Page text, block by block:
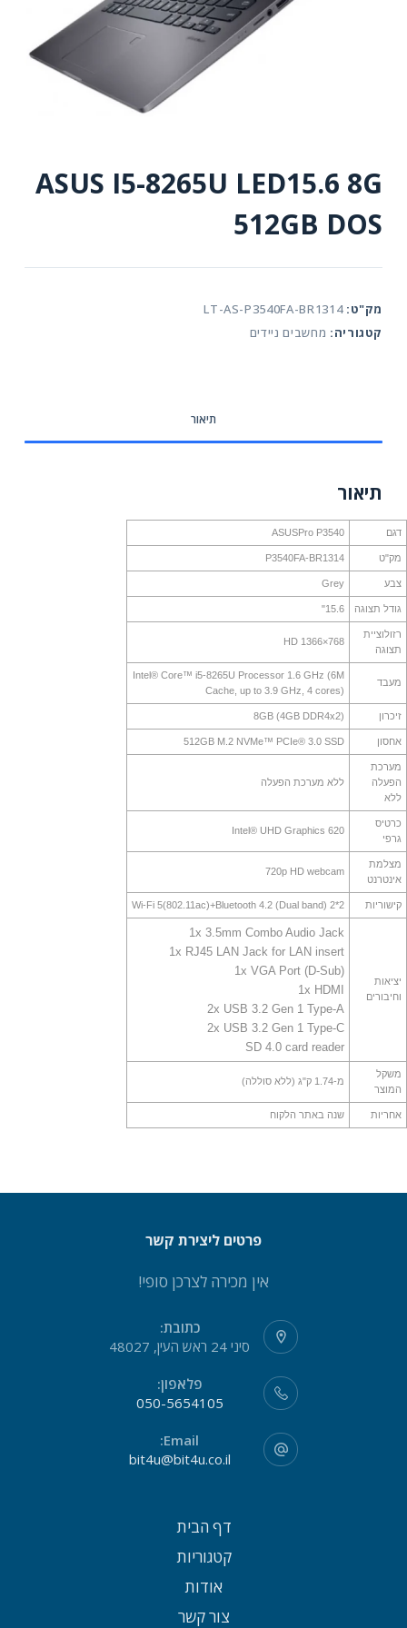
ASUS I5-8265U LED15.6 8G
512GB DOS
מק"ט:LT-AS-P3540FA-BR1314
קטגוריה: מחשבים ניידים
תיאור
תיאור
דגם ASUSPro P3540
מק"ט P3540FA-BR1314
צבע Grey
גודל תצוגה 15.6"
רזולוציית
תצוגה
HD 1366×768
מעבד
Intel® Core™ i5-8265U Processor 1.6 GHz (6M
Cache, up to 3.9 GHz, 4 cores)
זיכרון (8GB (4GB DDR4x2
אחסון 512GB M.2 NVMe™ PCIe® 3.0 SSD
מערכת
הפעלה
ללא
ללא מערכת הפעלה
כרטיס
גרפי
Intel® UHD Graphics 620
מצלמת
אינטרנט
720p HD webcam
קישוריות Wi-Fi 5(802.11ac)+Bluetooth 4.2 (Dual band) 2*2
יציאות
וחיבורים
1x 3.5mm Combo Audio Jack
1x RJ45 LAN Jack for LAN insert
1x VGA Port (D-Sub)
1x HDMI
2x USB 3.2 Gen 1 Type-A
2x USB 3.2 Gen 1 Type-C
SD 4.0 card reader
משקל
המוצר
מ-1.74 ק"ג (ללא סוללה)
אחריות שנה באתר הלקוח
פרטים ליצירת קשר
אין מכירה לצרכן סופי!
כתובת:
סיני 24 ראש העין, 48027
פלאפון:
050-5654105
Email:
bit4u@bit4u.co.il
דף הבית
קטגוריות
אודות
צור קשר